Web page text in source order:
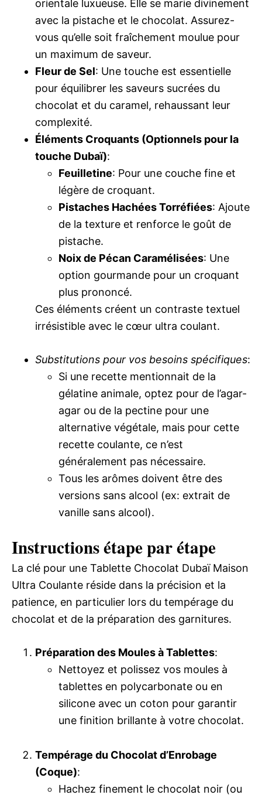
orientale luxueuse. Elle se marie divinement
avec la pistache et le chocolat. Assurez-
vous qu’elle soit fraîchement moulue pour
un maximum de saveur.
Fleur de Sel: Une touche est essentielle
pour équilibrer les saveurs sucrées du
chocolat et du caramel, rehaussant leur
complexité.
Éléments Croquants (Optionnels pour la
touche Dubaï):
Feuilletine: Pour une couche fine et
légère de croquant.
Pistaches Hachées Torréfiées: Ajoute
de la texture et renforce le goût de
pistache.
Noix de Pécan Caramélisées: Une
option gourmande pour un croquant
plus prononcé.
Ces éléments créent un contraste textuel
irrésistible avec le cœur ultra coulant.
Substitutions pour vos besoins spécifiques:
Si une recette mentionnait de la
gélatine animale, optez pour de l’agar-
agar ou de la pectine pour une
alternative végétale, mais pour cette
recette coulante, ce n’est
généralement pas nécessaire.
Tous les arômes doivent être des
versions sans alcool (ex: extrait de
vanille sans alcool).
Instructions étape par étape
La clé pour une Tablette Chocolat Dubaï Maison
Ultra Coulante réside dans la précision et la
patience, en particulier lors du tempérage du
chocolat et de la préparation des garnitures.
Préparation des Moules à Tablettes:
Nettoyez et polissez vos moules à
tablettes en polycarbonate ou en
silicone avec un coton pour garantir
une finition brillante à votre chocolat.
Tempérage du Chocolat d’Enrobage
(Coque):
Hachez finement le chocolat noir (ou